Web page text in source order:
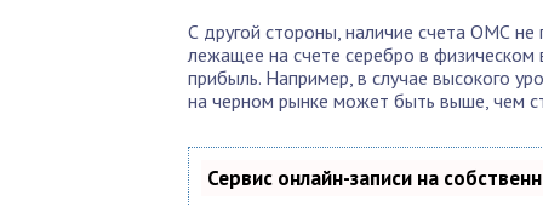
С другой стороны, наличие счета ОМС не
лежащее на счете серебро в физическом
прибыль. Например, в случае высокого
на черном рынке может быть выше, чем
Сервис онлайн-записи на